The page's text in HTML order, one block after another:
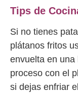
Tips de
Si no tienes
plátanos fritos
envuelta en una
proceso con el
si dejas enfriar